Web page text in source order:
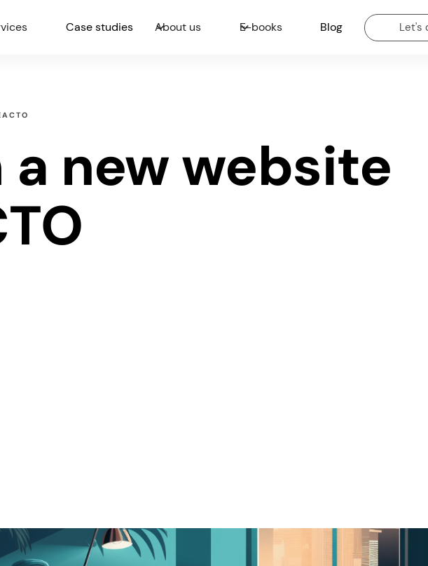
Case studies About us E-books Blog Let's
new website